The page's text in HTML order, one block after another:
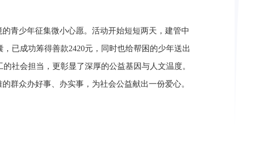
青少年征集微小心愿。活动开始短短两天，建管中
已成功筹得善款2420元，同时也给帮困的少年送出
社会担当，更彰显了深厚的公益基因与人文温度。
群众办好事、办实事，为社会公益献出一份爱心。